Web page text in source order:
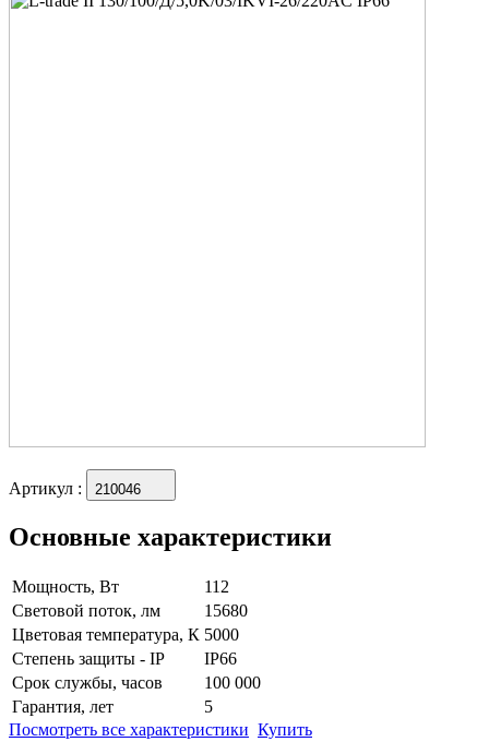
Артикул : 210046
Основные характеристики
Мощность, Вт
112
Световой поток, лм
15680
Цветовая температура, К 5000
Степень защиты - IP
IP66
Срок службы, часов
100 000
Гарантия, лет
5
Посмотреть все характеристики Купить